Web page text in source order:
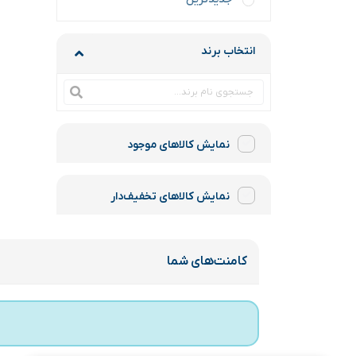
انتخاب برند
نمایش کالاهای موجود
نمایش کالاهای تخفیف‌دار
کامنت‌های شما